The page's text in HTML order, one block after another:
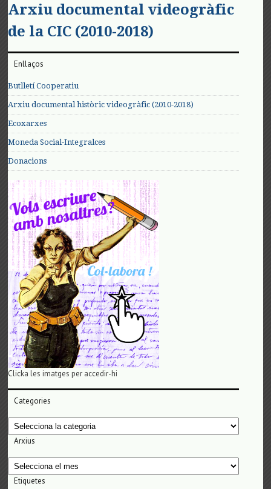
Arxiu documental videogràfic
de la CIC (2010-2018)
Enllaços
Butlletí Cooperatiu
Arxiu documental històric videogràfic (2010-2018)
Ecoxarxes
Moneda Social-Integralces
Donacions
Clicka les imatges per accedir-hi
Categories
Categories
Arxius
Arxius
Etiquetes